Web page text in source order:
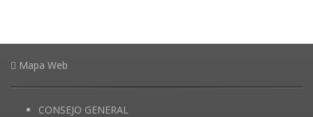
Mapa Web
CONSEJO GENERAL